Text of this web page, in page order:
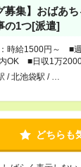
募集】おばあ
の1つ[派遣]
時給1500円～ ■
OK ■日収1万
/ 北池袋駅 / …
どちらも
気になる！
履歴からの
め
現金2千円相当